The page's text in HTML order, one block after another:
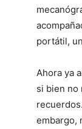
portátil,
Ahora ya
si bien no
embargo,